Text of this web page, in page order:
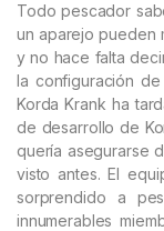
Anzuelos,Material
Korda
Referencia del
Stock:18